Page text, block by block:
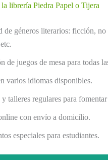
librería Piedra Papel o Tijera
de géneros literarios: ficción,
de juegos de mesa para todas
varios idiomas disponibles.
talleres regulares para
con envío a domicilio.
especiales para estudiantes.